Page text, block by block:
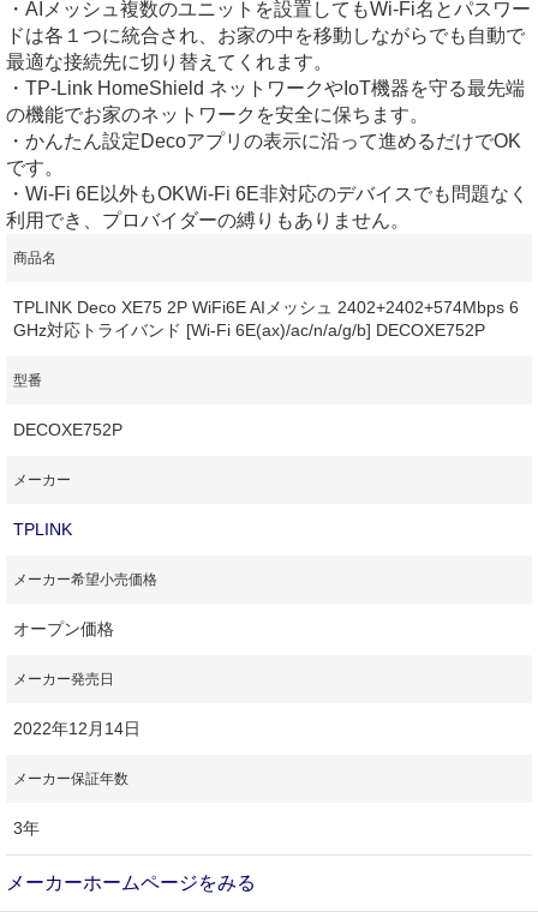
・AIメッシュ複数のユニットを設置してもWi-Fi名とパスワー
ドは各１つに統合され、お家の中を移動しながらでも自動で
最適な接続先に切り替えてくれます。
・TP-Link HomeShield ネットワークやIoT機器を守る最先端
の機能でお家のネットワークを安全に保ちます。
・かんたん設定Decoアプリの表示に沿って進めるだけでOK
です。
・Wi-Fi 6E以外もOKWi-Fi 6E非対応のデバイスでも問題なく
利用でき、プロバイダーの縛りもありません。
商品名
TPLINK Deco XE75 2P WiFi6E AIメッシュ 2402+2402+574Mbps 6
GHz対応トライバンド [Wi-Fi 6E(ax)/ac/n/a/g/b] DECOXE752P
型番
DECOXE752P
メーカー
TPLINK
メーカー希望小売価格
オープン価格
メーカー発売日
2022年12月14日
メーカー保証年数
3年
メーカーホームページをみる